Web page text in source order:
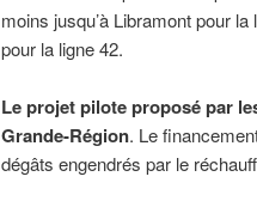
moins jusqu’à Libramont pour
pour la ligne 42.
Le projet pilote proposé par
Grande-Région. Le
dégâts engendrés par le